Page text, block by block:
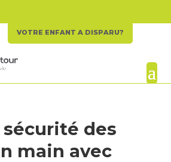
VOTRE ENFANT A DISPARU?
sécurité des
main avec